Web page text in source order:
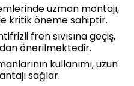
uzman montajı,
kritik öneme sahiptir.
fren sıvısına geçiş,
önerilmektedir.
kullanımı, uzun
sağlar.